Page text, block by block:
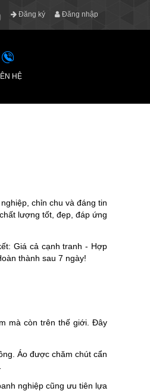
Đăng ký Đăng nhập
HỆ
chỉn chu và đáng tin
lượng tốt, đẹp, đáp ứng
Giá cả cạnh tranh - Hợp
thành sau 7 ngày!
mà còn trên thế giới. Đây
Áo được chăm chút cẩn
nghiệp cũng ưu tiên lựa